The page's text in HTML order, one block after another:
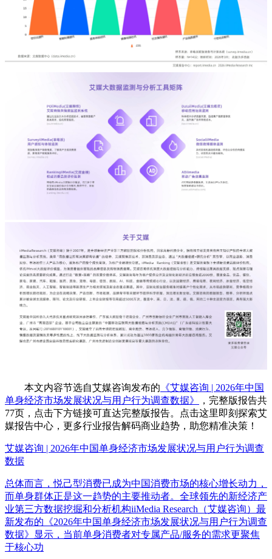
本文内容节选自艾媒咨询发布的 《艾媒咨询 | 2026年中国
单身经济市场发展状况与用户行为调查数据》
，完整版报告共
77页，点击下方链接可直达完整版报告。点击这里即刻探索艾
媒报告中心，更多行业报告解码商业趋势，助您精准决策！
艾媒咨询 | 2026年中国单身经济市场发展状况与用户行为调查
数据
总体而言，悦己型消费已成为中国消费市场的核心增长动力，
而单身群体正是这一趋势的主要推动者。全球领先的新经济产
业第三方数据挖掘和分析机构iiMedia Research（艾媒咨询）最
新发布的《2026年中国单身经济市场发展状况与用户行为调查
数据》显示，当前单身消费者对专属产品/服务的需求更聚焦
于核心功